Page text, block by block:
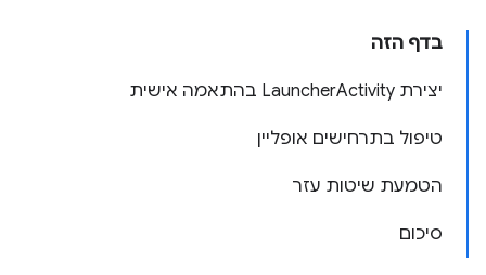
בדף הזה
יצירת LauncherActivity בהתאמה אישית
טיפול בתרחישים אופליין
הטמעת שיטות עזר
סיכום